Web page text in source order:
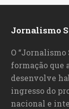
Jornalismo
O
formação que
desenvolve
ingresso do
nacional e